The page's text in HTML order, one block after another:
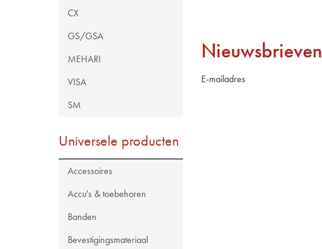
CX
GS/GSA
MEHARI
VISA
SM
Universele producten
Accessoires
Accu's & toebehoren
Banden
Bevestigingsmateriaal
Nieuwsbrieven
E-mailadres